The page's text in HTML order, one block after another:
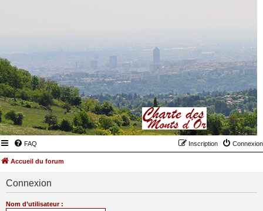
FAQ Connexion
Inscription
Accueil du forum
Connexion
Nom d’utilisateur :